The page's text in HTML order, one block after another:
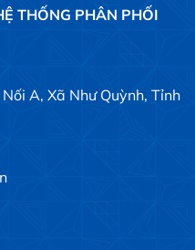
THỐNG PHÂN PHỐI
A, Xã Như Quỳnh, Tỉnh